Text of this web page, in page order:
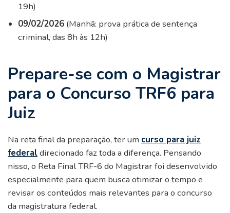
19h)
09/02/2026 (Manhã: prova prática de sentença
criminal, das 8h às 12h)
Prepare-se com o Magistrar
para o Concurso TRF6 para
Juiz
Na reta final da preparação, ter um curso para juiz
federaldirecionado faz toda a diferença. Pensando
nisso, o Reta Final TRF-6 do Magistrar foi desenvolvido
especialmente para quem busca otimizar o tempo e
revisar os conteúdos mais relevantes para o concurso
da magistratura federal.